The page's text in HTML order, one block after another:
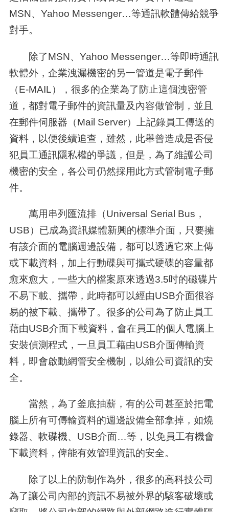
MSN、 Yahoo Messenger…等通訊軟體傳給競爭
對手。
除了MSN、 Yahoo Messenger…等即時通訊
軟體外，企業洩漏機密的另一管道是電子郵件
（E-MAIL），很多的企業為了防止這個洩密管
道，都對電子郵件的資訊量及內容做管制，並且
在郵件伺服器（Mail Server）上記錄員工傳送的
資料，以便後續追查，雖然，此舉曾造成是否侵
犯員工通訊隱私權的爭議，但是，為了維護公司
機密的安全，各公司仍然採用此方式管制電子郵
件。
萬用串列匯流排（Universal Serial Bus ，
USB）已成為資訊媒體新興的標準介面，只要擁
有該介面的電腦週邊設備，都可以透過它來上傳
或下載資料，加上行動碟與可攜式硬碟的容量都
愈來愈大，一些大的檔案原來透過3.5吋的磁碟片
不易下載、攜帶，此時都可以經由USB介面很容
易的被下載、攜帶了。很多的公司為了防止員工
藉由USB介面下載資料，會在員工的個人電腦上
安裝偵測程式，一旦員工藉由USB介面傳輸資
料，即會啟動網管安全機制，以維公司資訊的安
全。
當然，為了釜底抽薪，有的公司甚至於把電
腦上所有可傳輸資料的週邊設備全部拿掉，如燒
錄器、軟碟機、 USB介面…等，以免員工有機會
下載資料，俾能有效管理資訊的安全。
除了以上的防制作為外，很多的高科技公司
為了讓公司內部的資訊不易被外界的駭客破壞或